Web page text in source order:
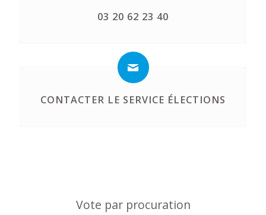
03 20 62 23 40
CONTACTER LE SERVICE ÉLECTIONS
Vote par procuration